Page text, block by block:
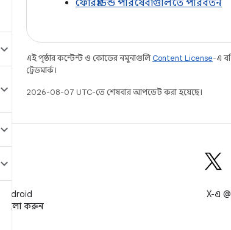
ফোরগ্রাউন্ড পরিষেবাগুলিতে পরিবর্তন
এই পৃষ্ঠার কন্টেন্ট ও কোডের নমুনাগুলিContent License-এ
ট্রেডমার্ক।
2026-08-07 UTC-তে শেষবার আপডেট করা হয়েছে।
ফলো করুন
X-এ